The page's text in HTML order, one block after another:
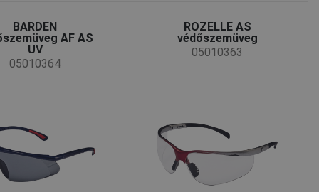
BARDEN
AF AS
UV
05010364
ROZELLE AS
védőszemüveg
05010363